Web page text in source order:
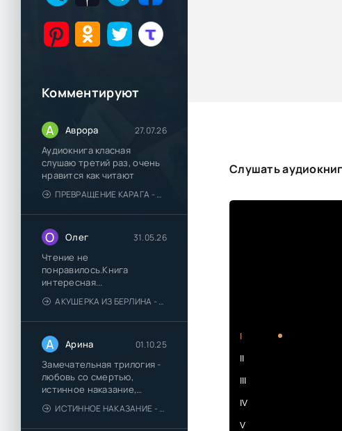
Комментируют
А Аврора 27.07.26
Аудиокнига класная
слушаю третий раз, очень
нравится как читают
ПРЕВРАЩЕНИЕ КАРАГА - КАТЯ БРАНДИС
О Олег 31.05.26
Чтение не
понравилось.Книга
интересная...
АКУШЕРКА ИЗ БЕРЛИНА - АННА СТЮАРТ
А Арина 01.10.25
Замечательная трилогия -
любовь со смертью,
истинное наказание,
любимая для монстра -
понравились
ИСТИННОЕ НАКАЗАНИЕ - ОЛЬГА ГУСЕЙНОВА
Слушать
I
II
III
IV
V